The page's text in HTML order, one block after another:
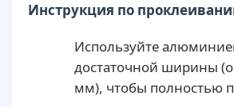
Инструкция по
Используйте
достаточной ширины
мм), чтобы полностью